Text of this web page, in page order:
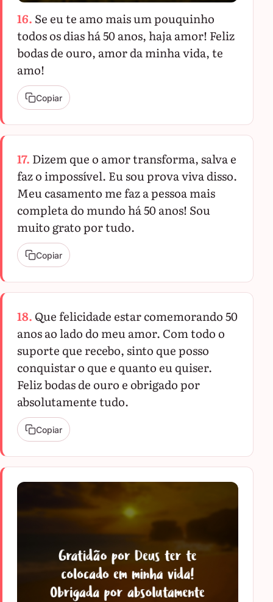
16. Se eu te amo mais um pouquinho
todos os dias há 50 anos, haja amor! Feliz
bodas de ouro, amor da minha vida, te
amo!
Copiar
17. Dizem que o amor transforma, salva e
faz o impossível. Eu sou prova viva disso.
Meu casamento me faz a pessoa mais
completa do mundo há 50 anos! Sou
muito grato por tudo.
Copiar
18. Que felicidade estar comemorando 50
anos ao lado do meu amor. Com todo o
suporte que recebo, sinto que posso
conquistar o que e quanto eu quiser.
Feliz bodas de ouro e obrigado por
absolutamente tudo.
Copiar